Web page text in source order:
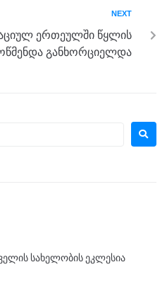
NEXT
ერთეულში წყლის
განხორციელდა
სახელობის ეკლესია